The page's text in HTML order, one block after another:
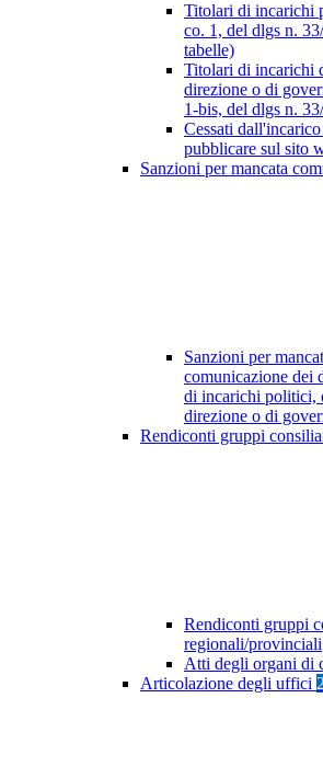
Titolari di incarichi
co. 1, del dlgs n.
tabelle)
Titolari di incarichi
direzione o di
1-bis, del dlgs n.
Cessati
pubblicare sul sito
Sanzioni per mancata
Sanzioni per
comunicazione dei
di incarichi politici,
direzione o di
Rendiconti gruppi
Rendiconti gruppi
regionali/provinciali
Atti degli organi di
Articolazione degli uffici 2